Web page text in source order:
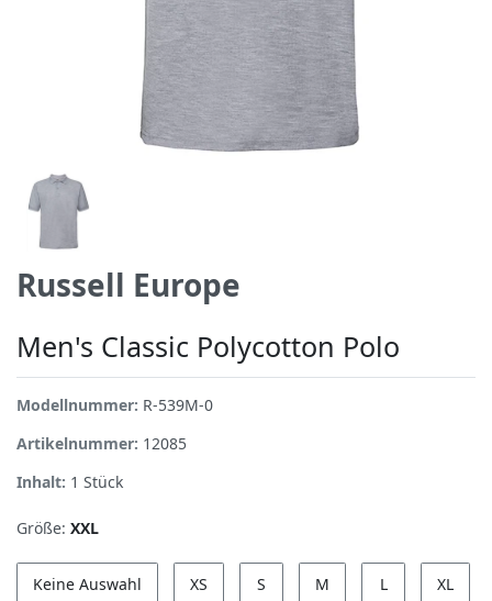
Russell Europe
Men's Classic Polycotton Polo
Modellnummer: R-539M-0
Artikelnummer: 12085
Inhalt: 1 Stück
Größe: XXL
Keine Auswahl XS S M L XL